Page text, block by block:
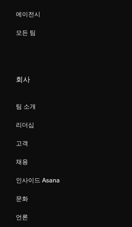
에이전시
모든 팀
회사
팀 소개
리더십
고객
채용
인사이드 Asana
문화
언론